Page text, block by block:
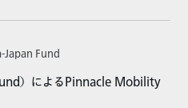
Japan Fund
）によるPinnacle Mobility